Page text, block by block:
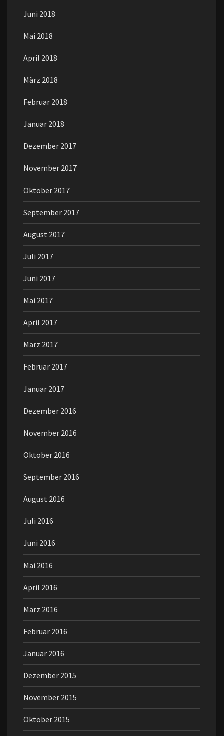
Juni 2018
Mai 2018
April 2018
März 2018
Februar 2018
Januar 2018
Dezember 2017
November 2017
Oktober 2017
September 2017
August 2017
Juli 2017
Juni 2017
Mai 2017
April 2017
März 2017
Februar 2017
Januar 2017
Dezember 2016
November 2016
Oktober 2016
September 2016
August 2016
Juli 2016
Juni 2016
Mai 2016
April 2016
März 2016
Februar 2016
Januar 2016
Dezember 2015
November 2015
Oktober 2015